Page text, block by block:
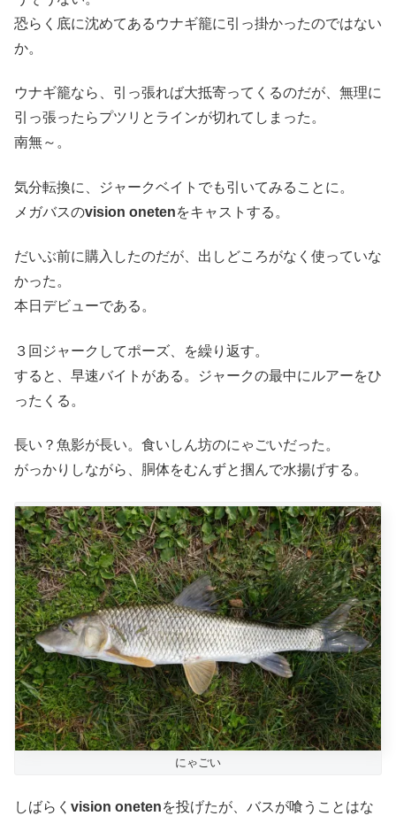
恐らく底に沈めてあるウナギ籠に引っ掛かったのではない
か。
ウナギ籠なら、引っ張れば大抵寄ってくるのだが、無理に
引っ張ったらプツリとラインが切れてしまった。
南無～。
気分転換に、ジャークベイトでも引いてみることに。
メガバスのvision onetenをキャストする。
だいぶ前に購入したのだが、出しどころがなく使っていな
かった。
本日デビューである。
３回ジャークしてポーズ、を繰り返す。
すると、早速バイトがある。ジャークの最中にルアーをひ
ったくる。
長い？魚影が長い。食いしん坊のにゃごいだった。
がっかりしながら、胴体をむんずと掴んで水揚げする。
にゃごい
しばらく vision onetenを投げたが、バスが喰うことはな